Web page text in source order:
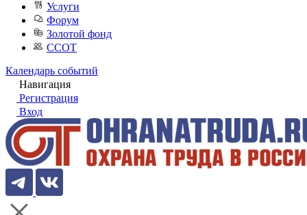
Услуги
Форум
Золотой фонд
ССОТ
Календарь событий
Навигация
Регистрация
Вход